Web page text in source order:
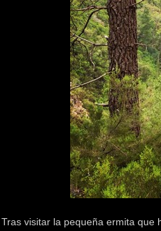
Tras visitar la pequeña ermita que